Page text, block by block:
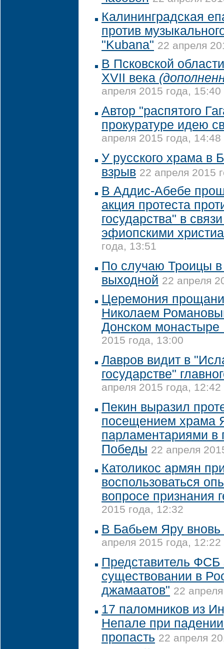
Калининградская
против
"Kubana" 22 апреля
В Псковской
XVII века
апреля 2015 года, 15:40
Автор "распятого
прокуратуре идею
апреля 2015 года, 14:48
У русского храма в
взрыв 22 апреля 2015
В Аддис-Абебе
акция протеста
государства" в
эфиопскими
года, 13:51
По случаю Троицы
выходной 22 апреля
Церемония
Николаем
Донском
2015 года, 13:00
Лавров видит в
государстве"
апреля 2015 года, 12:42
Пекин выразил
посещением храма
парламентариями в
Победы 22 апреля
Католикос армян
воспользоваться
вопросе признания
2015 года, 12:32
В Бабьем Яру вновь
апреля 2015 года, 12:22
Представитель ФСБ
существовании в
джамаатов" 22
17 паломников из
Непале при падении
пропасть 22 апреля